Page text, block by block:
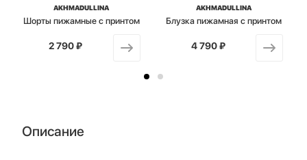
AKHMADULLINA
Шорты пижамные с принтом
от
2 790 ₽
AKHMADULLINA
Блузка пижамная с принтом
от
4 790 ₽
Описание